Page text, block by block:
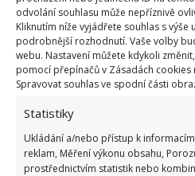
odvolání souhlasu může nepříznivě
Kliknutím níže vyjádřete souhlas s
podrobnější rozhodnutí. Vaše volby
webu. Nastavení můžete kdykoli
pomocí přepínačů v Zásadách
Spravovat souhlas ve spodní části
Statistiky
Ukládání a/nebo přístup k
reklam, Měření výkonu obsahu,
prostřednictvím statistik nebo
v uzavíratelném boxu,
potraviny. Na webu
také napsali,jak skladovat
celou zimu.